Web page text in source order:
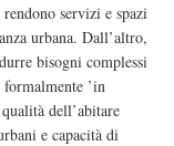
servizi e spazi
urbana. Dall’altro,
bisogni complessi
’in
dell’abitare
e capacità di